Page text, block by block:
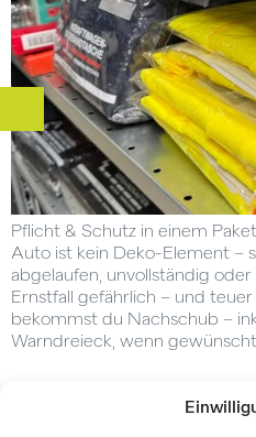
Pflicht & Schutz in einem
Auto ist kein Deko-Element –
abgelaufen, unvollständig oder
Ernstfall gefährlich – und
bekommst du Nachschub –
Warndreieck, wenn